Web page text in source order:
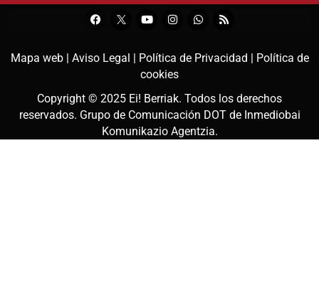
Mapa web | Aviso Legal | Política de Privacidad | Política de
cookies
Copyright © 2025 Ei! Berriak. Todos los derechos
reservados. Grupo de Comunicación DOT de Inmediobai
Komunikazio Agentzia.